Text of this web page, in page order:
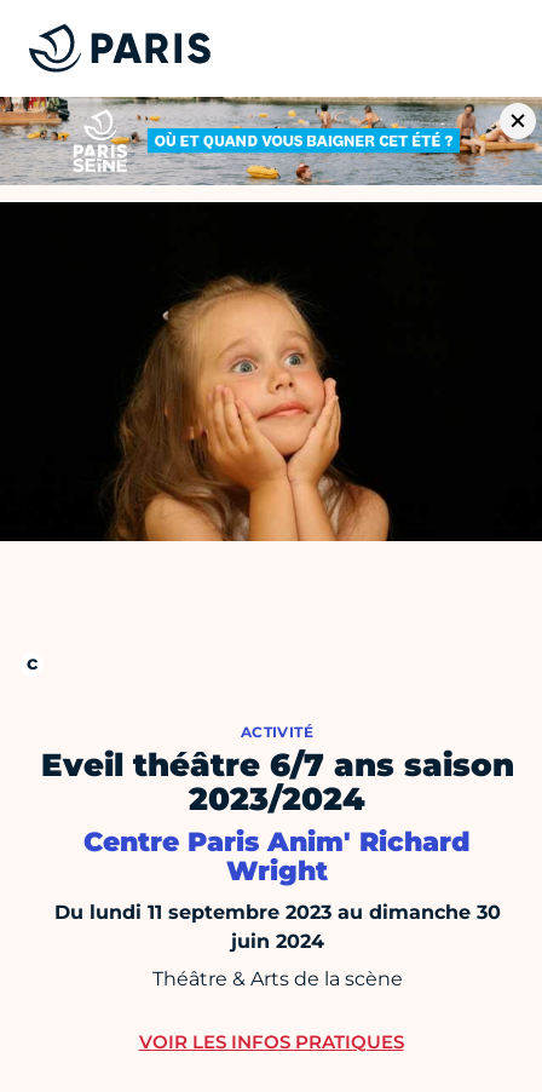
ACTIVITÉ
Eveil théâtre 6/7 ans saison
2023/2024
Centre Paris Anim' Richard
Wright
Du lundi 11 septembre 2023 au dimanche 30
juin 2024
Théâtre & Arts de la scène
VOIR LES INFOS PRATIQUES